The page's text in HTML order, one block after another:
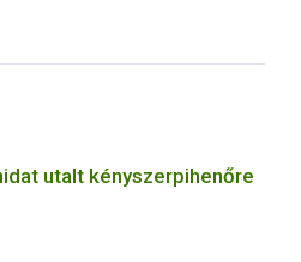
utalt kényszerpihenőre